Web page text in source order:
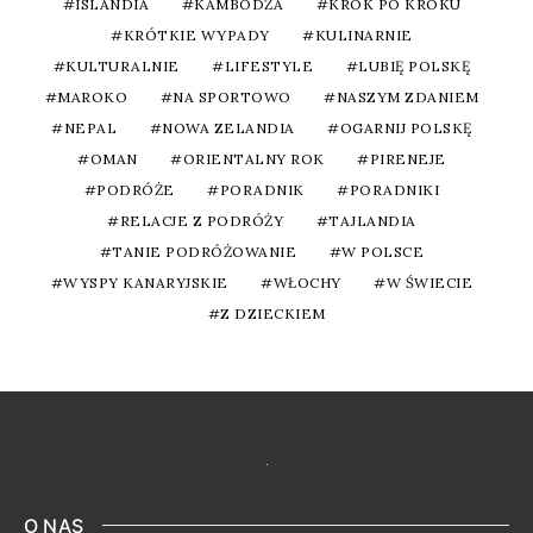
ISLANDIA KAMBODŻA
KROK PO KROKU
KRÓTKIE WYPADY
KULINARNIE
KULTURALNIE
LIFESTYLE
LUBIĘ POLSKĘ
MAROKO
NA SPORTOWO
NASZYM ZDANIEM
NEPAL
NOWA ZELANDIA
OGARNIJ POLSKĘ
OMAN
ORIENTALNY ROK
PIRENEJE
PODRÓŻE
PORADNIK
PORADNIKI
RELACJE Z PODRÓŻY
TAJLANDIA
TANIE PODRÓŻOWANIE
W POLSCE
WYSPY KANARYJSKIE
WŁOCHY
W ŚWIECIE
Z DZIECKIEM
O NAS